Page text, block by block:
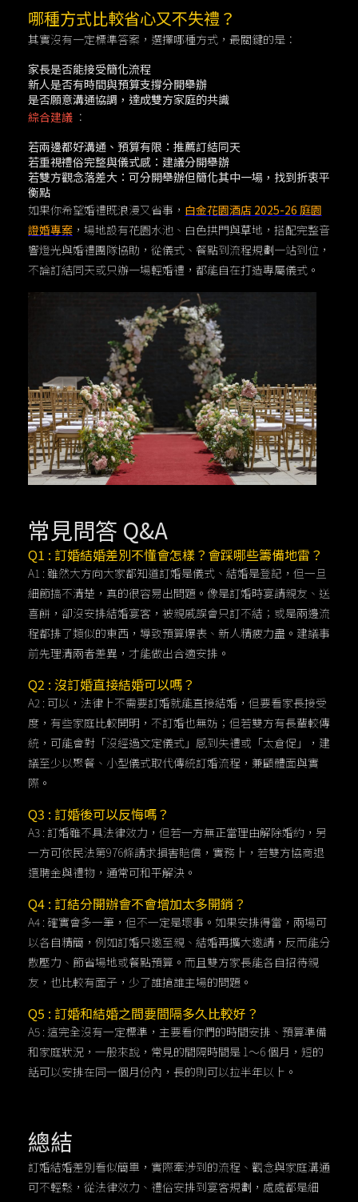
哪種方式比較省心又不失禮？
其實沒有一定標準答案，選擇哪種方式，最關鍵的是：
家長是否能接受簡化流程
新人是否有時間與預算支撐分開舉辦
是否願意溝通協調，達成雙方家庭的共識
綜合建議 ：
若兩邊都好溝通、預算有限：推薦訂結同天
若重視禮俗完整與儀式感：建議分開舉辦
若雙方觀念落差大：可分開舉辦但簡化其中一場，找到折衷平
衡點
如果你希望婚禮既浪漫又省事， 白金花園酒店 2025-26 庭園
證婚專案 ，場地設有花園水池、白色拱門與草地，搭配完整音
響燈光與婚禮團隊協助，從儀式、餐點到流程規劃一站到位，
不論訂結同天或只辦一場輕婚禮，都能自在打造專屬儀式。
常見問答 Q&A
Q1 : 訂婚結婚差別不懂會怎樣？會踩哪些籌備地雷？
A1 : 雖然大方向大家都知道訂婚是儀式、結婚是登記，但一旦
細節搞不清楚，真的很容易出問題。像是訂婚時宴請親友、送
喜餅，卻沒安排結婚宴客，被親戚誤會只訂不結；或是兩邊流
程都排了類似的東西，導致預算爆表、新人精疲力盡。建議事
前先理清兩者差異，才能做出合適安排。
Q2 : 沒訂婚直接結婚可以嗎？
A2 : 可以，法律上不需要訂婚就能直接結婚，但要看家長接受
度，有些家庭比較開明，不訂婚也無妨；但若雙方有長輩較傳
統，可能會對「沒經過文定儀式」感到失禮或「太倉促」，建
議至少以聚餐、小型儀式取代傳統訂婚流程，兼顧體面與實
際。
Q3 : 訂婚後可以反悔嗎？
A3 : 訂婚雖不具法律效力，但若一方無正當理由解除婚約，另
一方可依民法第976條請求損害賠償，實務上，若雙方協商退
還聘金與禮物，通常可和平解決。
Q4 : 訂結分開辦會不會增加太多開銷？
A4 : 確實會多一筆，但不一定是壞事。如果安排得當，兩場可
以各自精簡，例如訂婚只邀至親、結婚再擴大邀請，反而能分
散壓力、節省場地或餐點預算。而且雙方家長能各自招待親
友，也比較有面子，少了誰搶誰主場的問題。
Q5 : 訂婚和結婚之間要間隔多久比較好？
A5 : 這完全沒有一定標準，主要看你們的時間安排、預算準備
和家庭狀況，一般來說，常見的間隔時間是 1～6 個月，短的
話可以安排在同一個月份內，長的則可以拉半年以上。
總結
訂婚結婚差別看似簡單，實際牽涉到的流程、觀念與家庭溝通
可不輕鬆，從法律效力、禮俗安排到宴客規劃，處處都是細